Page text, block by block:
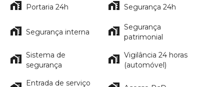
Portaria 24h Segurança 24h
Segurança interna
Segurança
patrimonial
Sistema de
segurança
Vigilância 24 horas
(automóvel)
Entrada de serviço